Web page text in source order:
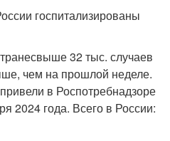
госпитализированы
32 тыс. случаев
чем на прошлой неделе.
в Роспотребнадзоре
2024 года. Всего в России: